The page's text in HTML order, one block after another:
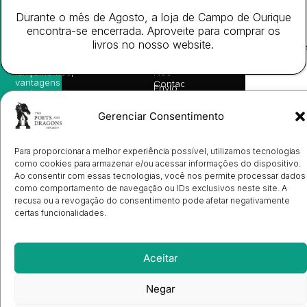
Gerenciar Consentimento
Para proporcionar a melhor experiência possível, utilizamos tecnologias
como cookies para armazenar e/ou acessar informações do dispositivo.
Ao consentir com essas tecnologias, você nos permite processar dados
como comportamento de navegação ou IDs exclusivos neste site. A
recusa ou a revogação do consentimento pode afetar negativamente
certas funcionalidades.
Aceitar
Negar
Autores
Eventos
Prémio
Ulysses
Nós
Contactos
Envio
Candidatura
Registo
de
Livrarias
de
Cookies
(EU)
nossas
sugestões
lançamentos,
vantagens
exclusivas
e
avisos
diretamente
Subscrever
Todos
os
direitos
Durante o mês de Agosto, a loja de Campo de Ourique
encontra-se encerrada. Aproveite para comprar os
livros no nosso website.